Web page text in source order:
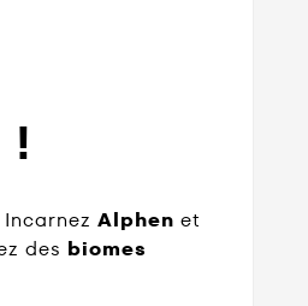
!
Incarnez Alphen et
des biomes